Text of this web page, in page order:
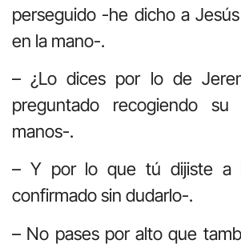
perseguido -he dicho a
en la mano-.
– ¿Lo dices por lo de
preguntado recogiendo
manos-.
– Y por lo que tú dijiste a
confirmado sin dudarlo-.
– No pases por alto que